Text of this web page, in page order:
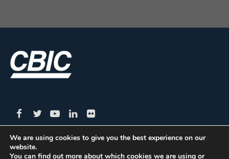
CBIC | SBN Quadra 01 – Bloco I – 4º Andar Edifício:
We are using cookies to give you the best experience on our
website.
You can find out more about which cookies we are using or